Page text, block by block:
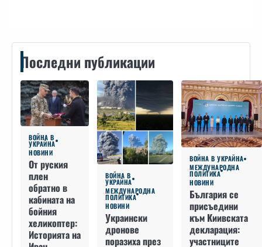
Последни публикации
ВОЙНА В
УКРАЙНА
НОВИНИ
От руския
плен
обратно в
кабината на
бойния
хеликоптер:
Историята на
ВОЙНА В
УКРАЙНА
МЕЖДУНАРОДНА
ПОЛИТИКА
НОВИНИ
Украински
дронове
поразиха през
ВОЙНА В УКРАЙНА
МЕЖДУНАРОДНА
ПОЛИТИКА
НОВИНИ
България се
присъедини
към Киивската
декларация:
участниците